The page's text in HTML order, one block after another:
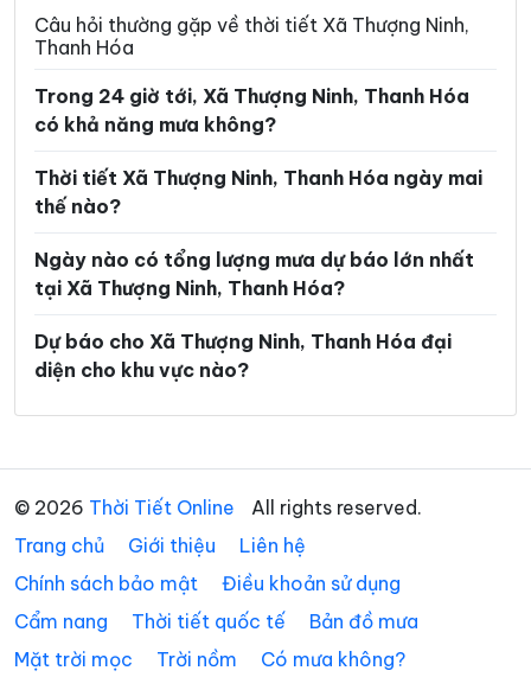
Xã Hóa Quỳ Xã Hoằng Châu
Xã Hoằng Lộc
Xã Hoằng Sơn Xã Hoằng Thanh
Xã Hoằng Tiến
Xã Hồi Xuân Xã Hợp Tiến
Xã Kiên Thọ Xã Kim Tân
Xã Lam Sơn
Xã Mậu Lâm Xã Minh Sơn
Xã Mường Chanh Xã Mường Lát
Xã Mường Lý Xã Mường Mìn
Xã Na Mèo Xã Nam Xuân
Câu hỏi thường gặp về thời tiết Xã Thượng Ninh,
Thanh Hóa
Trong 24 giờ tới, Xã Thượng Ninh, Thanh Hóa
có khả năng mưa không?
Thời tiết Xã Thượng Ninh, Thanh Hóa ngày mai
thế nào?
Ngày nào có tổng lượng mưa dự báo lớn nhất
tại Xã Thượng Ninh, Thanh Hóa?
Dự báo cho Xã Thượng Ninh, Thanh Hóa đại
diện cho khu vực nào?
© 2026 Thời Tiết Online
All rights reserved.
Trang chủ
Giới thiệu
Liên hệ
Chính sách bảo mật
Điều khoản sử dụng
Cẩm nang
Thời tiết quốc tế
Bản đồ mưa
Mặt trời mọc
Trời nồm Có mưa không?